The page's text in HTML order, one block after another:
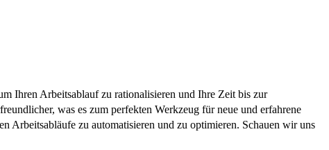
Ihren Arbeitsablauf zu rationalisieren und Ihre Zeit bis zur
was es zum perfekten Werkzeug für neue und erfahrene
Arbeitsabläufe zu automatisieren und zu optimieren. Schauen wir uns